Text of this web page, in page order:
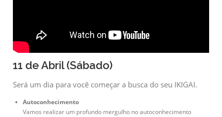
11 de Abril (Sábado)
Será um dia para você começar a busca do seu IKIGAI.
Autoconhecimento
Vamos realizar um profundo mergulho no autoconhecimento